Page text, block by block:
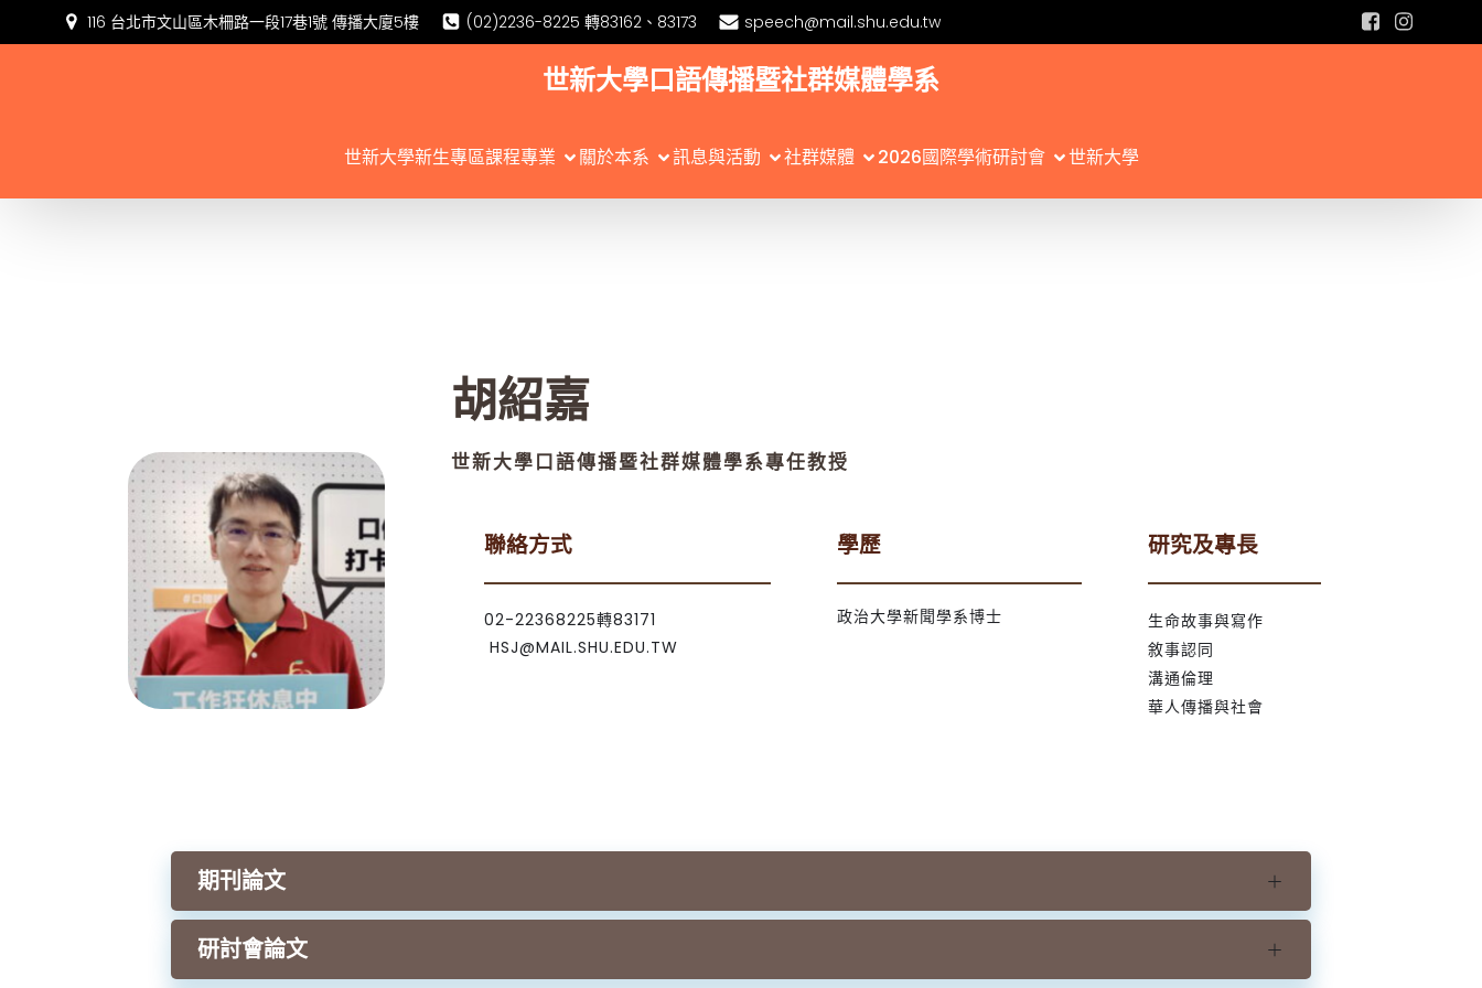
116 台北市文山區木柵路一段17巷1號 傳播大廈5樓 (02)2236-8225 轉83162、83173 speech@mail.shu.edu.tw
世新大學口語傳播暨社群媒體學系
世新大學新生專區課程專業 關於本系 訊息與活動 社群媒體 2026國際學術研討會 世新大學
胡紹嘉
世新大學口語傳播暨社群媒體學系專任教授
聯絡方式
02-22368225轉83171
HSJ@MAIL.SHU.EDU.TW
學歷
政治大學新聞學系博士
研究及專長
生命故事與寫作
敘事認同
溝通倫理
華人傳播與社會
期刊論文
研討會論文